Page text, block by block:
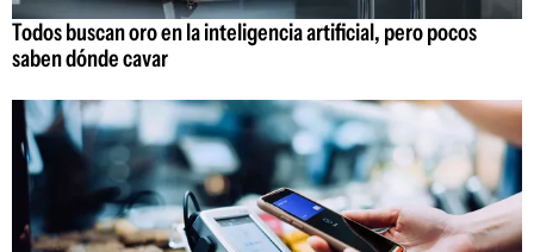
Todos buscan oro en la inteligencia artificial, pero pocos
saben dónde cavar